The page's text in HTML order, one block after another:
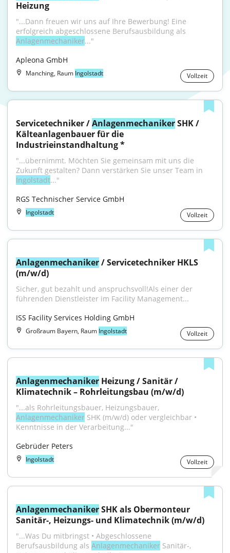
Heizung
"...Dann freuen wir uns auf Ihre Bewerbung! Eine
Anlagenmechaniker..."
Apleona GmbH
Manching, Raum Ingolstadt Vollzeit
Servicetechniker / Anlagenmechaniker SHK /
Kälteanlagenbauer für die
Industrieinstandhaltung *
"...übernimmt. Möchten Sie gemeinsam mit uns die
Ingolstadt..."
RGS Technischer Service GmbH
Ingolstadt Vollzeit
Anlagenmechaniker / Servicetechniker HKLS
(m/w/d)
Sicher, gut bezahlt und anspruchsvoll!Als einer der
führenden Dienstleister im Facility Management...
ISS Facility Services Holding GmbH
Großraum Bayern, Raum Ingolstadt Vollzeit
Anlagenmechaniker Heizung / Sanitär /
Klimatechnik – Rohrleitungsbau (m/w/d)
Anlagenmechaniker SHK (m/w/d) oder vergleichbar •
Kenntnisse in der Verarbeitung..."
Gebrüder Peters
Ingolstadt Vollzeit
Anlagenmechaniker SHK als Obermonteur
Sanitär-, Heizungs- und Klimatechnik (m/w/d)
"...Was Du mitbringst • Abgeschlossene
Berufsausbildung als Anlagenmechaniker Sanitär-,